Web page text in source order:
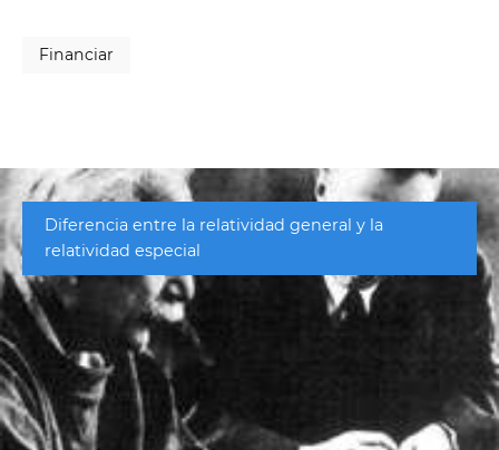
Financiar
Diferencia entre la relatividad general y la
relatividad especial